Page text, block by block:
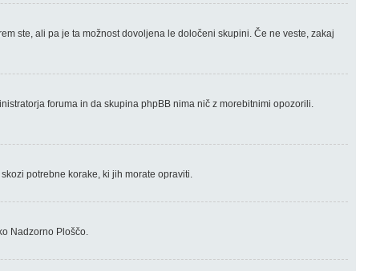
ste, ali pa je ta možnost dovoljena le določeni skupini. Če ne veste, zakaj
foruma in da skupina phpBB nima nič z morebitnimi opozorili.
potrebne korake, ki jih morate opraviti.
Nadzorno Ploščo.